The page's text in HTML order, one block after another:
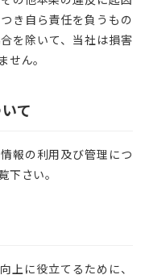
き自ら責任を負うもの
を除いて、当社は損害
ん。
て
報の利用及び管理につ
下さい。
上に役立てるために、